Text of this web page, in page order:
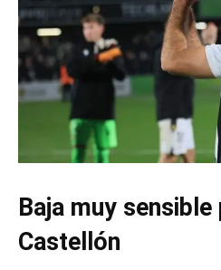
Baja muy sensible
Castellón